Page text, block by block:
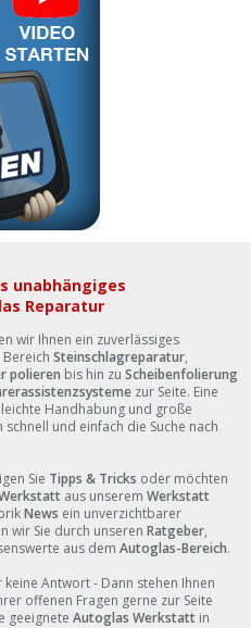
unabhängiges
Reparatur
wir Ihnen ein zuverlässiges
Bereich Steinschlagreparatur,
polieren bis hin zu Scheibenfolierung
zur Seite. Eine
Handhabung und große
und einfach die Suche nach
Sie Tipps & Tricks oder möchten
aus unserem Werkstatt
News ein unverzichtbarer
wir Sie durch unseren Ratgeber,
aus dem Autoglas-Bereich.
Antwort - Dann stehen Ihnen
offenen Fragen gerne zur Seite
geeignete Autoglas Werkstatt in